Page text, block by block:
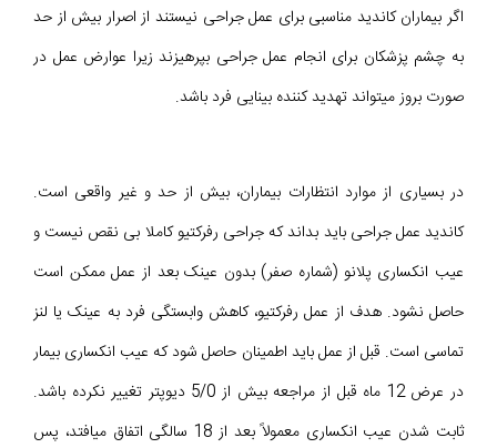
اگر بیماران کاندید مناسبی برای عمل جراحی نیستند از اصرار بیش از حد
به چشم پزشکان برای انجام عمل جراحی بپرهیزند زیرا عوارض عمل در
صورت بروز میتواند تهدید کننده بینایی فرد باشد.
در بسیاری از موارد انتظارات بیماران، بیش از حد و غیر واقعی است.
کاندید عمل جراحی باید بداند که جراحی رفرکتیو کاملا بی نقص نیست و
عیب انکساری پلانو (شماره صفر) بدون عینک بعد از عمل ممکن است
حاصل نشود. هدف از عمل رفرکتیو، کاهش وابستگی فرد به عینک یا لنز
تماسی است. قبل از عمل باید اطمینان حاصل شود که عیب انکساری بیمار
در عرض 12 ماه قبل از مراجعه بیش از 5/0 دیوپتر تغییر نکرده باشد.
ثابت شدن عیب انکساری معمولاً بعد از 18 سالگی اتفاق میافتد، پس